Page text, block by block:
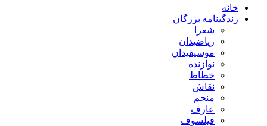
خانه
زندگینامه بزرگان
شعرا
ریاضیدان
موسیقیدان
نوازنده
خطاط
نقاش
منجم
عارف
فیلسوف